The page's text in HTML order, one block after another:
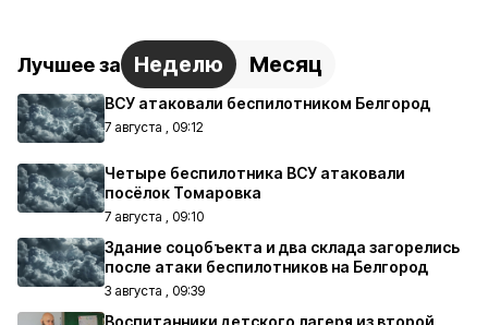
Лучшее за Неделю Месяц
ВСУ атаковали беспилотником Белгород
7 августа , 09:12
Четыре беспилотника ВСУ атаковали
посёлок Томаровка
7 августа , 09:10
Здание соцобъекта и два склада загорелись
после атаки беспилотников на Белгород
3 августа , 09:39
Воспитанники детского лагеря из второй